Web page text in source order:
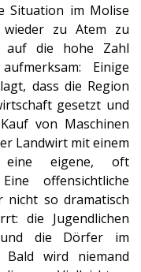
Situation im Molise
zu Atem zu
auf die hohe Zahl
Einige
dass die Region
gesetzt und
von Maschinen
Landwirt mit einem
eine eigene, oft
offensichtliche
nicht so dramatisch
die Jugendlichen
und die Dörfer im
Bald wird niemand